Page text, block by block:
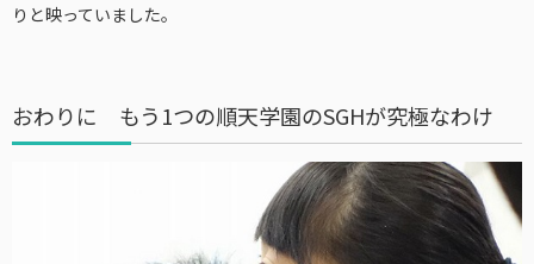
りと映っていました。
おわりに もう1つの順天学園のSGHが究極なわけ